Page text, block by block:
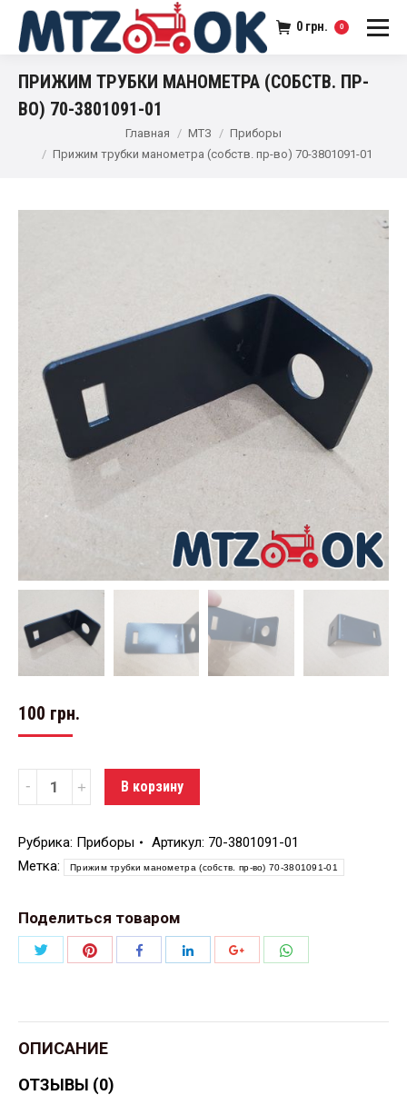
0 грн. 0
ПРИЖИМ ТРУБКИ МАНОМЕТРА (СОБСТВ. ПР-
ВО) 70-3801091-01
Главная МТЗ
Приборы
Прижим трубки манометра (собств. пр-во) 70-3801091-01
100 грн.
Количество В корзину
Рубрика: Приборы Артикул: 70-3801091-01
Метка:
Прижим трубки манометра (собств. пр-во) 70-3801091-01
Поделиться товаром
ПоделитьсяПоделитьсяПоделитьсяПоделитьсяПоделиться
ОПИСАНИЕ
ОТЗЫВЫ (0)